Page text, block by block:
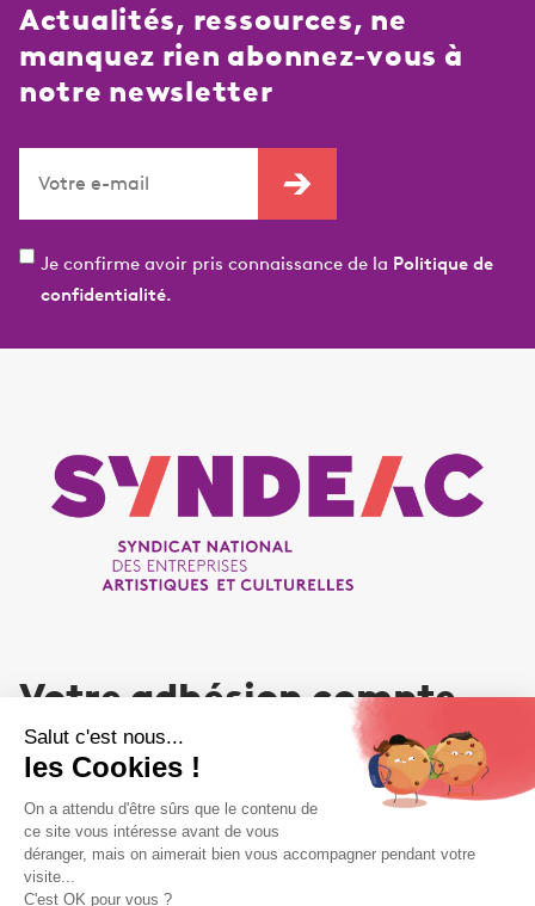
Actualités, ressources, ne
manquez rien abonnez-vous à
notre newsletter
Je confirme avoir pris connaissance de la Politique de
confidentialité.
Votre adhésion compte
NOUS REJOINDRE
Liens utiles